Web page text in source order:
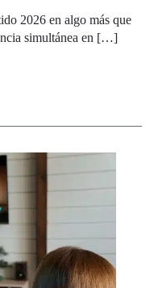
2026 en algo más que
simultánea en […]